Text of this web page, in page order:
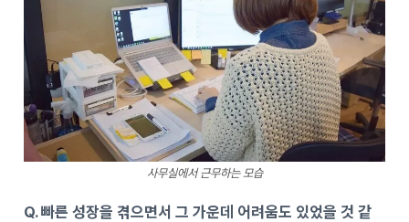
사무실에서 근무하는 모습
Q. 빠른 성장을 겪으면서 그 가운데 어려움도 있었을 것 같